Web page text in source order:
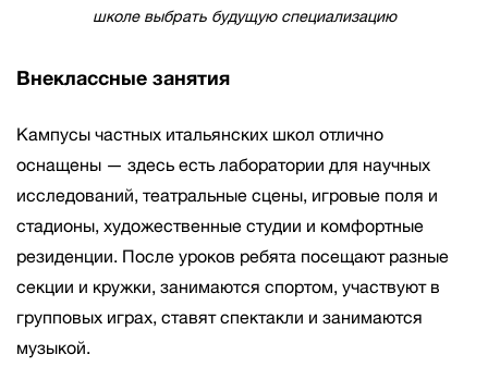
школе выбрать будущую специализацию
Внеклассные занятия
Кампусы частных итальянских школ отлично
оснащены — здесь есть лаборатории для научных
исследований, театральные сцены, игровые поля и
стадионы, художественные студии и комфортные
резиденции. После уроков ребята посещают разные
секции и кружки, занимаются спортом, участвуют в
групповых играх, ставят спектакли и занимаются
музыкой.